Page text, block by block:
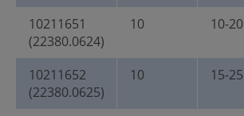
10211651
(22380.0624)
10 10-20
10211652
(22380.0625)
10 15-25